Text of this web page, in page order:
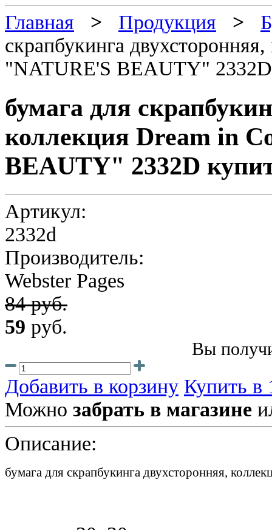
Главная > Продукция >
скрапбукинга
"NATURE'S BEAUTY" 2332D
бумага для
коллекция Dream in
BEAUTY" 2332D
Артикул:
2332d
Производитель:
Webster Pages
84 руб.
59 руб.
Вы
Добавить в корзину Купить в
Можно забрать в магазине
Описание:
бумага для скрапбукинга двухсторонняя,